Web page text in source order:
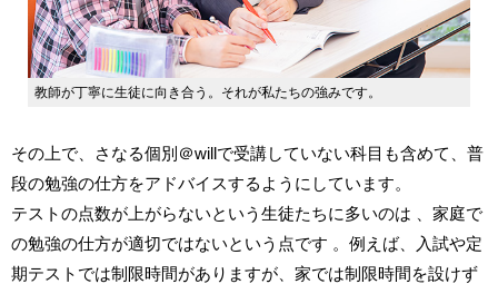
教師が丁寧に生徒に向き合う。それが私たちの強みです。
その上で、さなる個別 ＠willで受講していない科目も含めて、普
段の勉強の仕方をアドバイスするようにしています。
テストの点数が上がらないという生徒たちに多いのは 、家庭で
の勉強の仕方が適切ではないという点です 。例えば、入試や定
期テストでは制限時間がありますが、家では制限時間を設けず